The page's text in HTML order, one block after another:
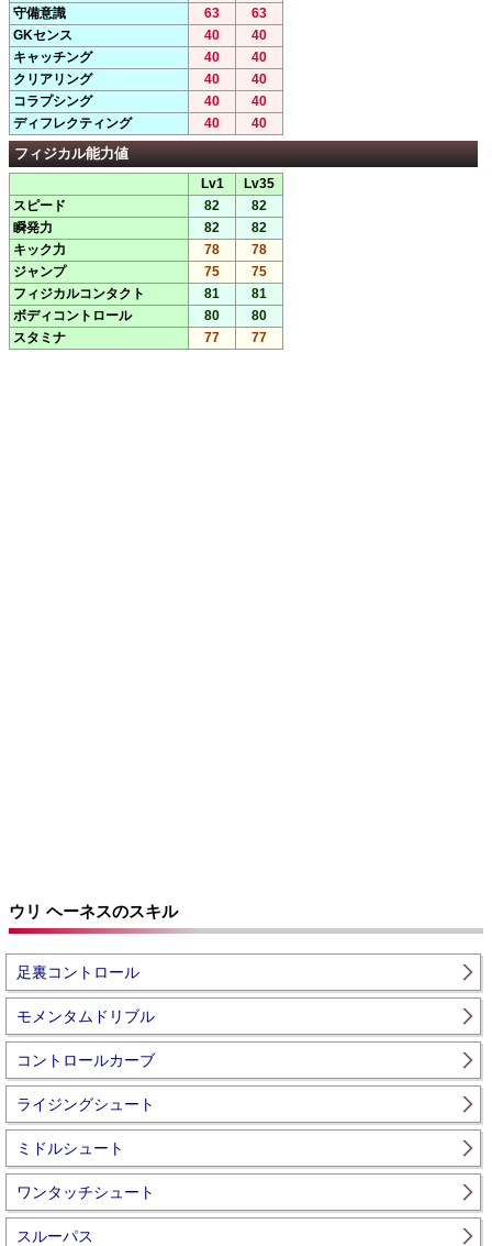
守備意識 63
63
GKセンス
40
40
キャッチング
40
40
クリアリング
40
40
コラプシング
40
40
ディフレクティング
40 40
フィジカル能力値
Lv1
Lv35
スピード
82
82
瞬発力
82
82
キック力
78
78
ジャンプ
75
75
フィジカルコンタクト
81
81
ボディコントロール
80
80
スタミナ
77 77
ウリ ヘーネスのスキル
足裏コントロール
モメンタムドリブル
コントロールカーブ
ライジングシュート
ミドルシュート
ワンタッチシュート
スルーパス